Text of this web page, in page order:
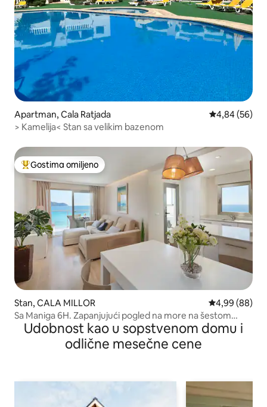
Apartman, Cala Ratjada Prosečna
4,84 (56)
> Kamelija< Stan sa velikim bazenom
Najuspešniji među gostima omiljenim
Gostima omiljeno
Stan, CALA MILLOR Prosečna
4,99 (88)
Sa Maniga 6H. Zapanjujući pogled na more na šestom
spratu!
Udobnost kao u sopstvenom domu i
odlične mesečne cene